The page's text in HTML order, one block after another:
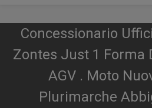
Concessionario
Zontes Just 1 Forma
AGV . Moto
Plurimarche